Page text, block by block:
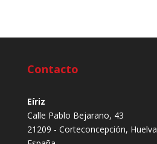
Contacto
Eíriz
Calle Pablo Bejarano, 43
21209 - Corteconcepción, Huelva